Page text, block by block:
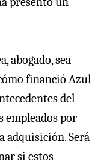
abogado, sea
financió Azul
del
empleados por
adquisición. Será
si estos